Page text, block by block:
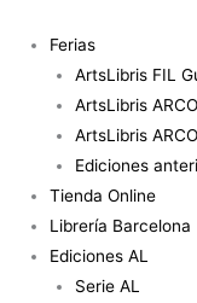
contenido
Ferias
ArtsLibris FIL
ArtsLibris
ArtsLibris
Ediciones
Tienda Online
Librería Barcelona
Ediciones AL
Serie AL
cantidad